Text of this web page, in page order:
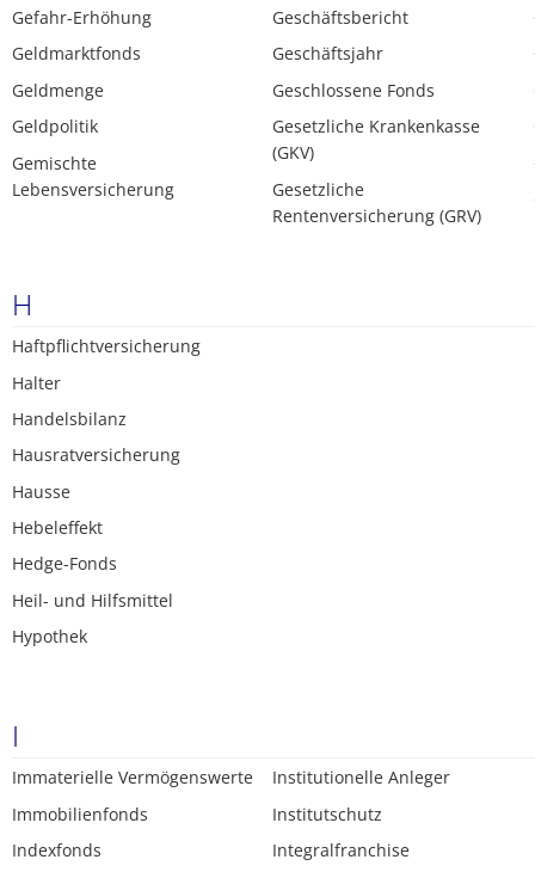
Gefahr-Erhöhung
Geldmarktfonds
Geldmenge
Geldpolitik
Gemischte
Lebensversicherung
Geschäftsbericht
Geschäftsjahr
Geschlossene Fonds
Gesetzliche Krankenkasse
(GKV)
Gesetzliche
Rentenversicherung (GRV)
H
Haftpflichtversicherung
Halter
Handelsbilanz
Hausratversicherung
Hausse
Hebeleffekt
Hedge-Fonds
Heil- und Hilfsmittel
Hypothek
I
Immaterielle Vermögenswerte
Immobilienfonds
Indexfonds
Institutionelle Anleger
Institutschutz
Integralfranchise